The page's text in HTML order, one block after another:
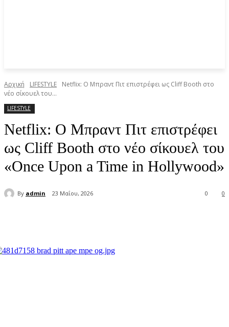
Αρχική LIFESTYLE
Netflix: Ο Μπραντ Πιτ επιστρέφει ως Cliff Booth στο
νέο σίκουελ του...
LIFESTYLE
Netflix: Ο Μπραντ Πιτ επιστρέφει
ως Cliff Booth στο νέο σίκουελ του
«Once Upon a Time in Hollywood»
By admin 23 Μαΐου, 2026 0
0